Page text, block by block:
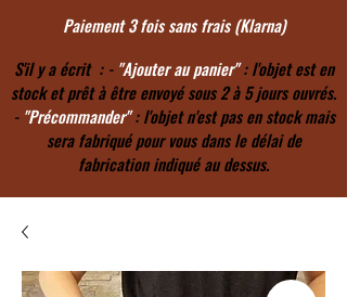
Paiement 3 fois sans frais (Klarna)
S'il y a écrit : - "Ajouter au panier": l'objet est en
stock et prêt à être envoyé sous 2 à 5 jours ouvrés.
- "Précommander": l'objet n'est pas en stock mais
sera fabriqué pour vous dans le délai de
fabrication indiqué au dessus.